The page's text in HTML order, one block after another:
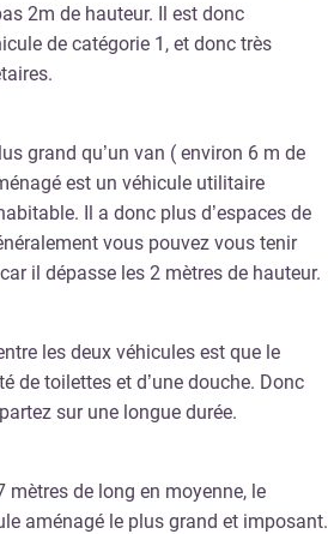
2m de hauteur. Il est donc
de catégorie 1, et donc très
grand qu’un van ( environ 6 m de
est un véhicule utilitaire
Il a donc plus d’espaces de
vous pouvez vous tenir
il dépasse les 2 mètres de hauteur.
les deux véhicules est que le
de toilettes et d’une douche. Donc
sur une longue durée.
mètres de long en moyenne, le
aménagé le plus grand et imposant.